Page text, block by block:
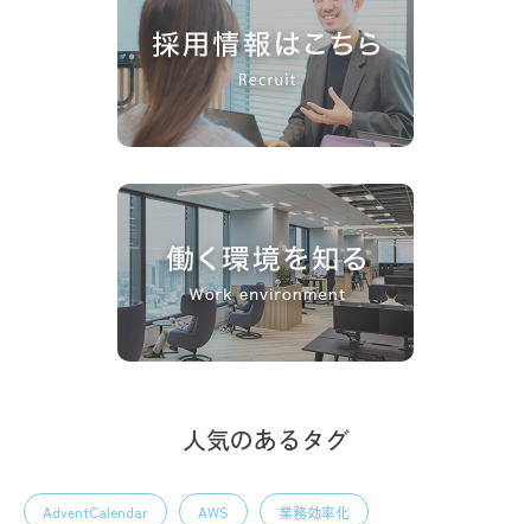
人気のあるタグ
AdventCalendar AWS 業務効率化